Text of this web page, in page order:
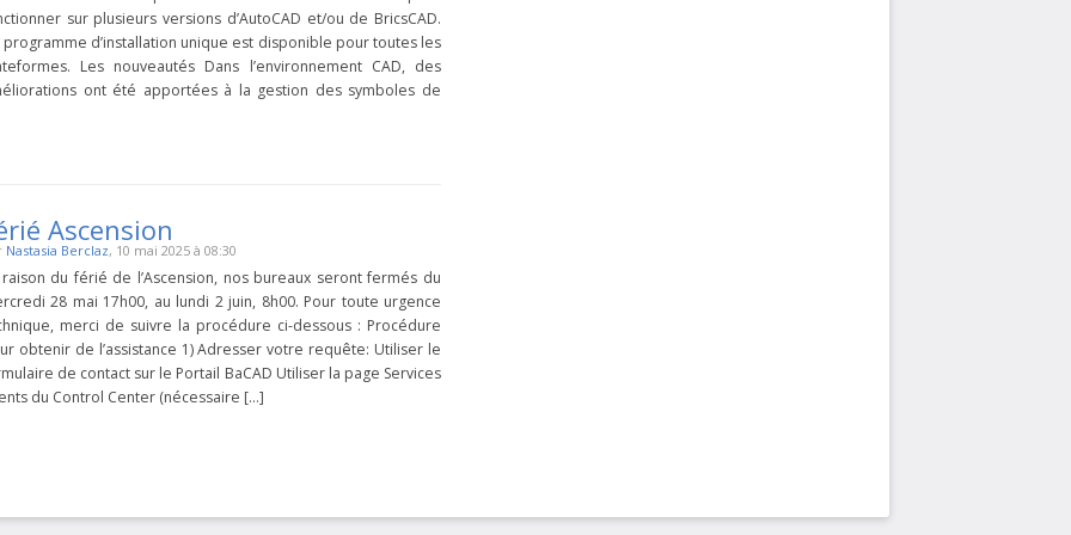
sur plusieurs versions d’AutoCAD et/ou de BricsCAD.
programme d’installation unique est disponible pour toutes les
Les nouveautés Dans l’environnement CAD, des
ont été apportées à la gestion des symboles de
Ascension
Nastasia Berclaz, 10 mai 2025 à 08:30
raison du férié de l’Ascension, nos bureaux seront fermés du
28 mai 17h00, au lundi 2 juin, 8h00. Pour toute urgence
merci de suivre la procédure ci-dessous : Procédure
obtenir de l’assistance 1) Adresser votre requête: Utiliser le
de contact sur le Portail BaCAD Utiliser la page Services
du Control Center (nécessaire […]